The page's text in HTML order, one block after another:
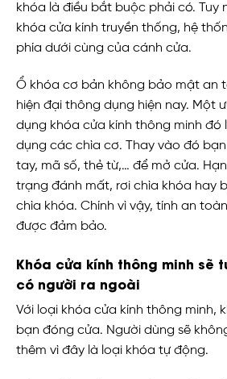
khóa là điều bắt buộc phải có. Tuy
khóa cửa kính truyền thống, hệ
phía dưới cùng của cánh cửa.
Ổ khóa cơ bản không bảo mật an
hiện đại thông dụng hiện nay. Một
dụng khóa cửa kính thông minh đó
dụng các chìa cơ. Thay vào đó
tay, mã số, thẻ từ,… để mở cửa.
trạng đánh mất, rơi chìa khóa hay
chìa khóa. Chính vì vậy, tính an
được đảm bảo.
Khóa cửa kính thông minh sẽ
có người ra ngoài
Với loại khóa cửa kính thông minh,
bạn đóng cửa. Người dùng sẽ
thêm vì đây là loại khóa tự động.